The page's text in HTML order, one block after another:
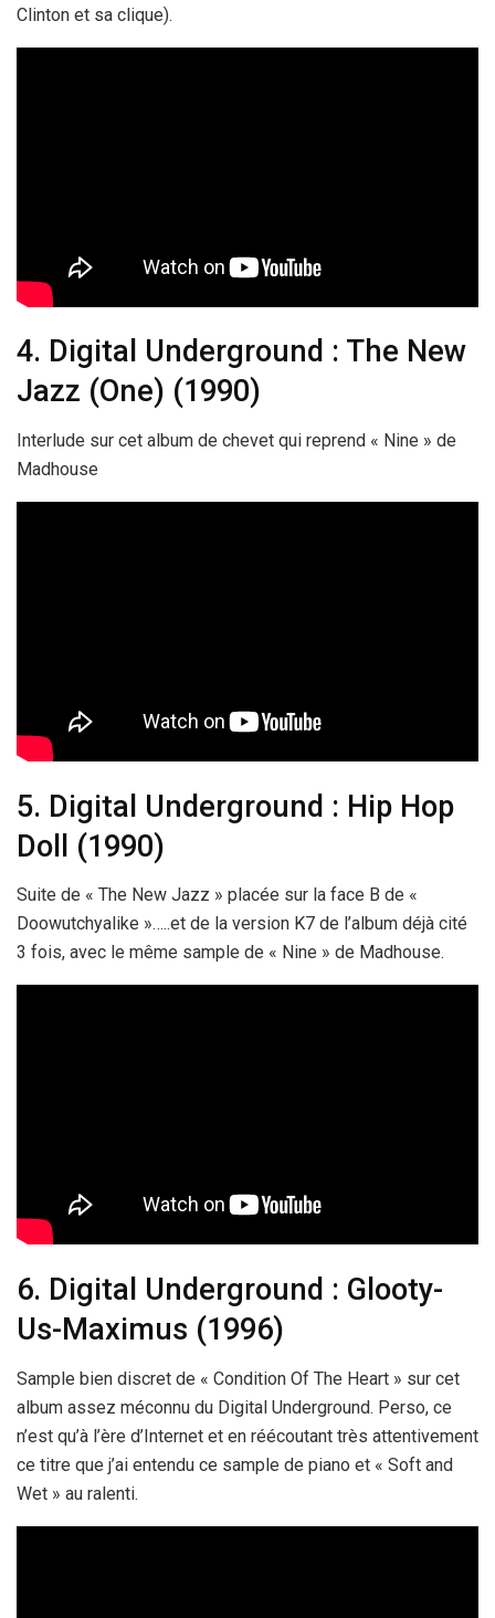
Clinton et sa clique).
4. Digital Underground : The New
Jazz (One) (1990)
Interlude sur cet album de chevet qui reprend « Nine » de
Madhouse
5. Digital Underground : Hip Hop
Doll (1990)
Suite de « The New Jazz » placée sur la face B de «
Doowutchyalike »…..et de la version K7 de l’album déjà cité
3 fois, avec le même sample de « Nine » de Madhouse.
6. Digital Underground : Glooty-
Us-Maximus (1996)
Sample bien discret de « Condition Of The Heart » sur cet
album assez méconnu du Digital Underground. Perso, ce
n’est qu’à l’ère d’Internet et en réécoutant très attentivement
ce titre que j’ai entendu ce sample de piano et « Soft and
Wet » au ralenti.